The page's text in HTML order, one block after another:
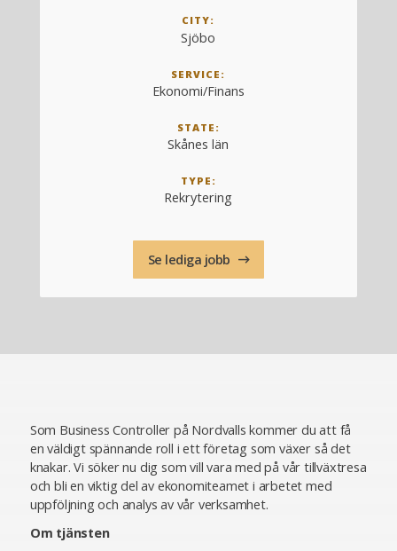
CITY:
Sjöbo
SERVICE:
Ekonomi/Finans
STATE:
Skånes län
TYPE:
Rekrytering
Se lediga jobb
Som Business Controller på Nordvalls kommer du att få
en väldigt spännande roll i ett företag som växer så det
knakar. Vi söker nu dig som vill vara med på vår tillväxtresa
och bli en viktig del av ekonomiteamet i arbetet med
uppföljning och analys av vår verksamhet.
Om tjänsten